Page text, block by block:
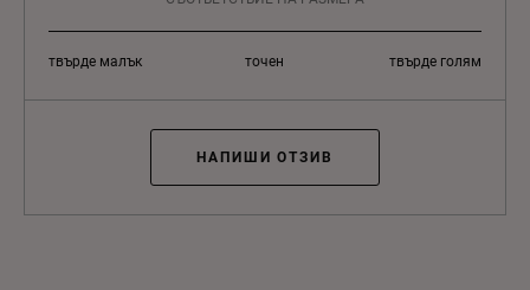
твърде малък точен твърде голям
НАПИШИ ОТЗИВ